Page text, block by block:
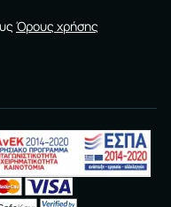
Όρους χρήσης